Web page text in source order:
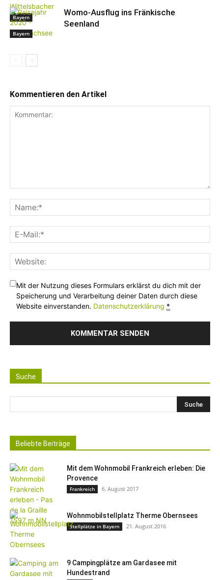
Bayern
Bayern
Womo-Ausflug ins Fränkische
Seenland
Kommentieren den Artikel
Mit der Nutzung dieses Formulars erklärst du dich mit der
Speicherung und Verarbeitung deiner Daten durch diese
Website einverstanden. Datenschutzerklärung *
Suche
Beliebte Beiträge
Mit dem Wohnmobil Frankreich erleben: Die
Provence
Frankreich 6. August 2017
Wohnmobilstellplatz Therme Obernsees
Stellplätze in Bayern 21. August 2016
9 Campingplätze am Gardasee mit
Hundestrand